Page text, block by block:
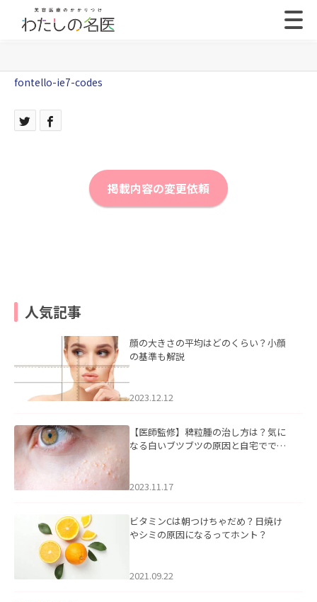
fontello-ie7-codes
掲載内容の変更依頼
人気記事
顔の大きさの平均はどのくらい？小顔
の基準も解説
2023.12.12
【医師監修】稗粒腫の治し方は？気に
なる白いブツブツの原因と自宅ででき
2023.11.17
ビタミンCは朝つけちゃだめ？日焼け
やシミの原因になるってホント？
2021.09.22